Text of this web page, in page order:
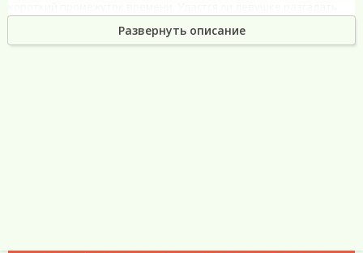
эту тайну и вернуться к нормальной жизни...
Развернуть описание